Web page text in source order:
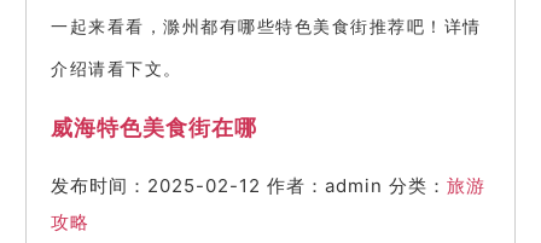
一起来看看，滁州都有哪些特色美食街推荐吧！详情
介绍请看下文。
威海特色美食街在哪
发布时间：2025-02-12 作者：admin 分类： 旅游
攻略